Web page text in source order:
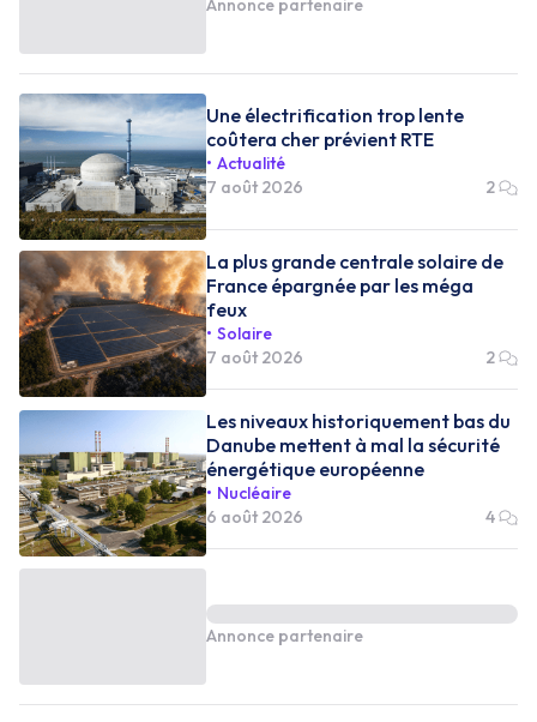
Annonce partenaire
Une électrification trop lente
coûtera cher prévient RTE
Actualité
7 août 2026
2
La plus grande centrale solaire de
France épargnée par les méga
feux
Solaire
7 août 2026
2
Les niveaux historiquement bas du
Danube mettent à mal la sécurité
énergétique européenne
Nucléaire
6 août 2026
4
Annonce partenaire